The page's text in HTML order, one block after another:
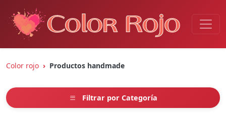
Color rojo Productos handmade
Filtrar por Categoría